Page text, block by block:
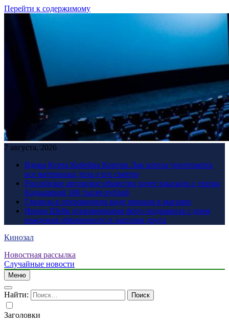
Перейти к содержимому
7 августа, 2026
Вдова Курта Кобейна Кортни Лав хотела уничтожить
все материалы дела о его смерти
Российское авторское общество хочет взыскать с театра
Кадышевой 100 тысяч рублей
Глюкоза в откровенном виде пришла в магазин
Ирина Шейк откровенными фото поздравила с днем
рождения обвиненного в насилии друга
Кинозал
Новостная рассылка
Случайные новости
Меню
Найти:
Заголовки